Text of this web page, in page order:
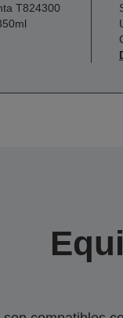
T824300